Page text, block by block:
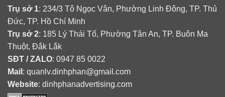
Trụ sở 1: 234/3 Tô Ngọc Vân, Phường Linh Đông, TP. Thủ
Đức, TP. Hồ Chí Minh
Trụ sở 2: 185 Lý Thái Tổ, Phường Tân An, TP. Buôn Ma
Thuột, Đắk Lắk
SĐT / ZALO: 0947 85 0022
Mail : quanlv.dinhphan@gmail.com
Website: dinhphanadvertising.com